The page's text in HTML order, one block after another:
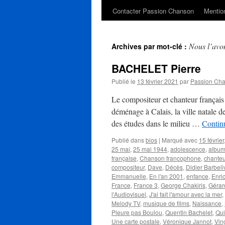
Contacter Passion Chanson
Archives par mot-clé : Nous
BACHELET Pierre
Publié le 13 février 2021 par Passion
Le compositeur et chanteur
déménage à Calais, la ville natale
des études dans le milieu …
Publié dansbios | Marqué avec 15 février,
25 mai, 25 mai 1944, adolescence,
française, Chanson francophone,
compositeur, Dave, Décès, Didier
Emmanuelle, En l'an 2001 , enfance,
France, France 3, George Chakiris,
l'Audiovisuel, J'ai fait l'amour avec la mer,
Melody TV, musique de films, Naissance,
Pleure pas Boulou, Quentin Bachelet,
Une carte postale, Véronique Jannot,